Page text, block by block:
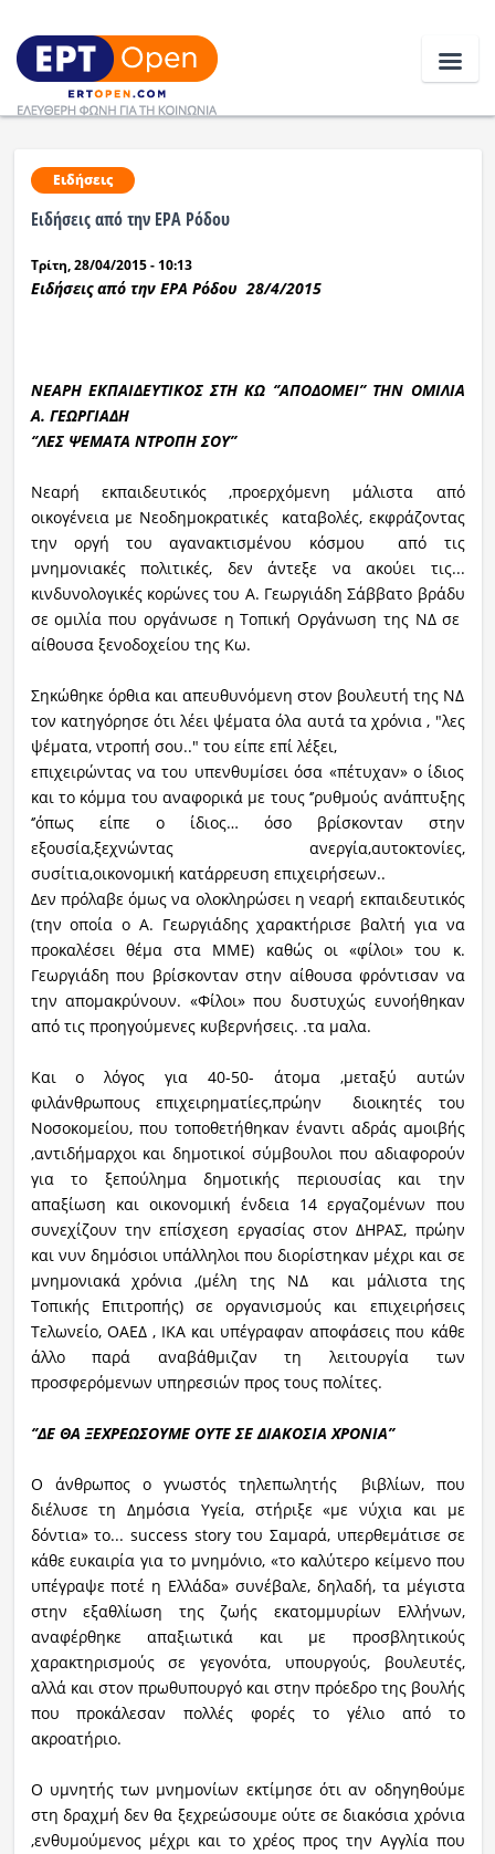
Ειδήσεις
Ελλάδα
Κοινωνία
Αθλητικά
Ραδιόφωνο LIVE
Εκπομπές
Πολιτισμός
Ειδήσεις
Ειδήσεις από την ΕΡΑ Ρόδου
Τρίτη, 28/04/2015 - 10:13
Ειδήσεις από την ΕΡΑ Ρόδου 28/4/2015
ΝΕΑΡΗ ΕΚΠΑΙΔΕΥΤΙΚΟΣ ΣΤΗ ΚΩ ‘’ΑΠΟΔΟΜΕΙ’’ ΤΗΝ ΟΜΙΛΙΑ
Α. ΓΕΩΡΓΙΑΔΗ
‘’ΛΕΣ ΨΕΜΑΤΑ ΝΤΡΟΠΗ ΣΟΥ’’
Νεαρή εκπαιδευτικός ,προερχόμενη μάλιστα από
οικογένεια με Νεοδημοκρατικές καταβολές, εκφράζοντας
την οργή του αγανακτισμένου κόσμου από τις
μνημονιακές πολιτικές, δεν άντεξε να ακούει τις...
κινδυνολογικές κορώνες του Α. Γεωργιάδη Σάββατο βράδυ
σε ομιλία που οργάνωσε η Τοπική Οργάνωση της ΝΔ σε
αίθουσα ξενοδοχείου της Κω.
Σηκώθηκε όρθια και απευθυνόμενη στον βουλευτή της ΝΔ
τον κατηγόρησε ότι λέει ψέματα όλα αυτά τα χρόνια , "λες
ψέματα, ντροπή σου.." του είπε επί λέξει,
επιχειρώντας να του υπενθυμίσει όσα «πέτυχαν» ο ίδιος
και το κόμμα του αναφορικά με τους ‘’ρυθμούς ανάπτυξης
‘’όπως είπε ο ίδιος… όσο βρίσκονταν στην
εξουσία,ξεχνώντας ανεργία,αυτοκτονίες,
συσίτια,οικονομική κατάρρευση επιχειρήσεων..
Δεν πρόλαβε όμως να ολοκληρώσει η νεαρή εκπαιδευτικός
(την οποία ο Α. Γεωργιάδης χαρακτήρισε βαλτή για να
προκαλέσει θέμα στα ΜΜΕ) καθώς οι «φίλοι» του κ.
Γεωργιάδη που βρίσκονταν στην αίθουσα φρόντισαν να
την απομακρύνουν. «Φίλοι» που δυστυχώς ευνοήθηκαν
από τις προηγούμενες κυβερνήσεις. .τα μαλα.
Και ο λόγος για 40-50- άτομα ,μεταξύ αυτών
φιλάνθρωπους επιχειρηματίες,πρώην διοικητές του
Νοσοκομείου, που τοποθετήθηκαν έναντι αδράς αμοιβής
,αντιδήμαρχοι και δημοτικοί σύμβουλοι που αδιαφορούν
για το ξεπούλημα δημοτικής περιουσίας και την
απαξίωση και οικονομική ένδεια 14 εργαζομένων που
συνεχίζουν την επίσχεση εργασίας στον ΔΗΡΑΣ, πρώην
και νυν δημόσιοι υπάλληλοι που διορίστηκαν μέχρι και σε
μνημονιακά χρόνια ,(μέλη της ΝΔ και μάλιστα της
Τοπικής Επιτροπής) σε οργανισμούς και επιχειρήσεις
Τελωνείο, ΟΑΕΔ , ΙΚΑ και υπέγραφαν αποφάσεις που κάθε
άλλο παρά αναβάθμιζαν τη λειτουργία των
προσφερόμενων υπηρεσιών προς τους πολίτες.
‘’ΔΕ ΘΑ ΞΕΧΡΕΩΣΟΥΜΕ ΟΥΤΕ ΣΕ ΔΙΑΚΟΣΙΑ ΧΡΟΝΙΑ’’
Ο άνθρωπος ο γνωστός τηλεπωλητής βιβλίων, που
διέλυσε τη Δημόσια Υγεία, στήριξε «με νύχια και με
δόντια» το... success story του Σαμαρά, υπερθεμάτισε σε
κάθε ευκαιρία για το μνημόνιο, «το καλύτερο κείμενο που
υπέγραψε ποτέ η Ελλάδα» συνέβαλε, δηλαδή, τα μέγιστα
στην εξαθλίωση της ζωής εκατομμυρίων Ελλήνων,
αναφέρθηκε απαξιωτικά και με προσβλητικούς
χαρακτηρισμούς σε γεγονότα, υπουργούς, βουλευτές,
αλλά και στον πρωθυπουργό και στην πρόεδρο της βουλής
που προκάλεσαν πολλές φορές το γέλιο από το
ακροατήριο.
Ο υμνητής των μνημονίων εκτίμησε ότι αν οδηγηθούμε
στη δραχμή δεν θα ξεχρεώσουμε ούτε σε διακόσια χρόνια
,ενθυμούμενος μέχρι και το χρέος προς την Αγγλία που